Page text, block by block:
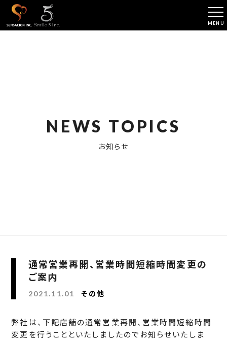
NEWS TOPICS
お知らせ
通常営業再開、営業時間短縮時間変更の
ご案内
2021.11.01 その他
弊社は、下記店舗の通常営業再開、営業時間短縮時間
変更を行うことといたしましたのでお知らせいたしま